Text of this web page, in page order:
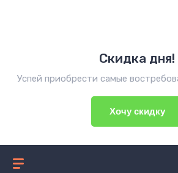
Скидка дня!
Успей приобрести самые
Хочу скидку